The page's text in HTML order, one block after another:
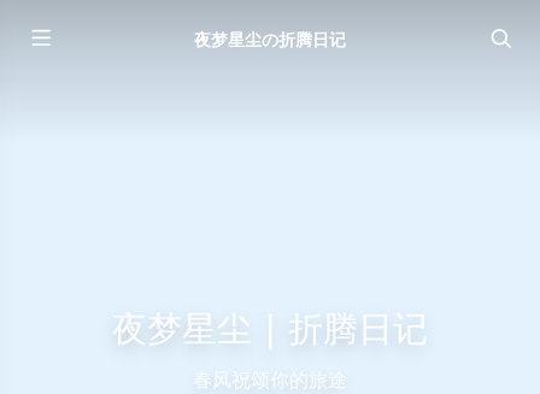
夜梦星尘の折腾日记
夜梦星尘 | 折腾日记
春风祝颂你的旅途